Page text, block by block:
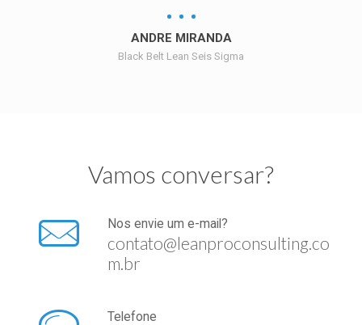
ANDRE MIRANDA
Black Belt Lean Seis Sigma
Vamos conversar?
Nos envie um e-mail?
contato@leanproconsulting.co
m.br
Telefone